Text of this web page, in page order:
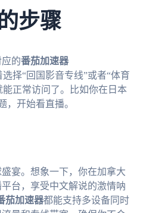
步骤
的番茄加速器
择“回国影音专线”或者“体育
正常访问了。比如你在日本
开始看直播。
宴。想象一下，你在加拿大
台，享受中文解说的激情呐
茄加速器都能支持多设备同时